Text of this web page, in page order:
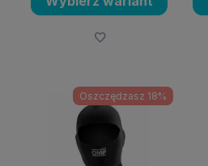
Oszczędzasz 18%